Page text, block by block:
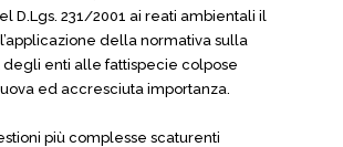
D.Lgs. 231/2001 ai reati ambientali il
della normativa sulla
degli enti alle fattispecie colpose
ed accresciuta importanza.
più complesse scaturenti